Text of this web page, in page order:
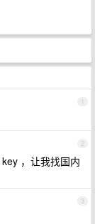
1
2
，让我找国内
3